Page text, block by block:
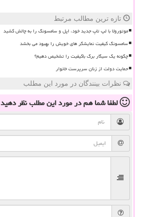
تازه ترین مطالب مرتبط
موتورولا با لپ تاپ جدید خود، اپل و سامسونگ را به چالش کشید
سامسونگ کیفیت نمایشگر های خویش را بهبود می بخشد
چگونه یک سیگار برگ باکیفیت را تشخیص دهیم؟
حمایت دولت از زنان سرپرست خانوار
نظرات بینندگان در مورد این مطلب
لطفا شما همدر مورد این مطلبنظر دهید